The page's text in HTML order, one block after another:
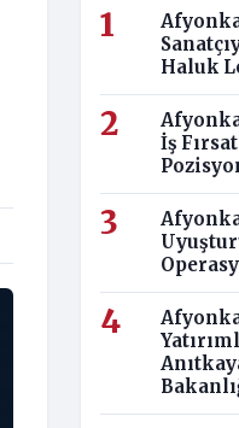
Haluk
İş